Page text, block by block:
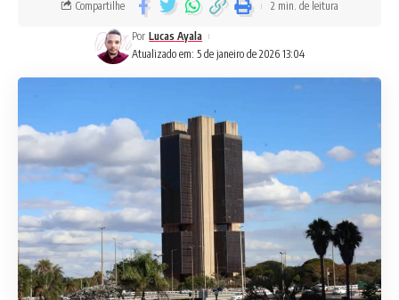
Atualizado em: 5 de janeiro de 2026 13:04
Por Lucas Ayala
Compartilhe 2 min. de leitura